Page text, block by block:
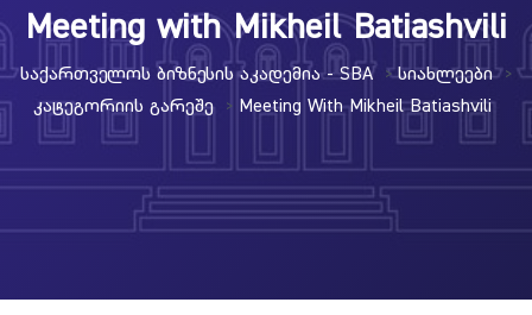
Meeting with Mikheil Batiashvili
Საქართველოს Ბიზნესის Აკადემია - SBA >Სიახლეები >
Კატეგორიის Გარეშე > Meeting With Mikheil Batiashvili